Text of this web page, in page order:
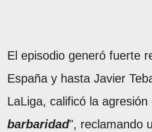
El episodio generó fuerte
España y hasta Javier
LaLiga, calificó la agresión
barbaridad", reclamando